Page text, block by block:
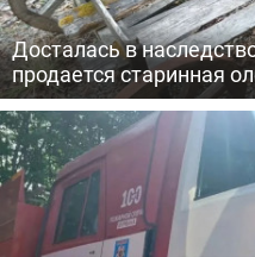
Досталась в
продается старинная